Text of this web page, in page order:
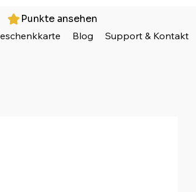
Blog Support & Kontakt
Punkte ansehen